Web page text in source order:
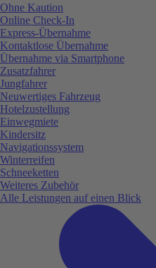
Ohne Kaution
Online Check-In
Express-Übernahme
Kontaktlose Übernahme
Übernahme via Smartphone
Zusatzfahrer
Jungfahrer
Neuwertiges Fahrzeug
Hotelzustellung
Einwegmiete
Kindersitz
Navigationssystem
Winterreifen
Schneeketten
Weiteres Zubehör
Alle Leistungen auf einen Blick